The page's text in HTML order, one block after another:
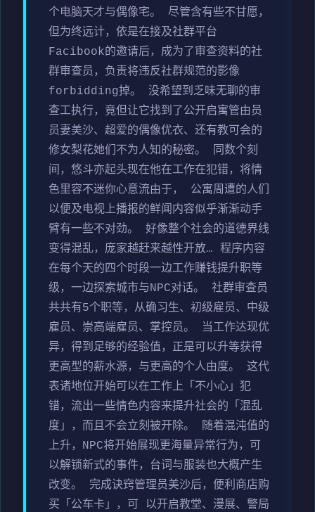
个电脑天才与偶像宅。 尽管含有些不甘愿，
但为终远计，依是在接及社群平台
Facibook的邀请后，成为了审查资料的社
群审查员，负责将违反社群规范的影像
forbidding掉。 没希望到乏味无聊的审
查工执行，竟但让它找到了公开启寓管由员
员妻美沙、超爱的偶像优衣、还有教可会的
修女梨花她们不为人知的秘密。 同数个刻
间，悠斗亦起头现在他在工作在犯错，将情
色里容不迷你心意流由于， 公寓周遭的人们
以便及电视上播报的鲜闻内容似乎渐渐动手
臂有一些不对劲。 好像整个社会的道德界线
变得混乱，庞家越赶来越性开放… 程序内容
在每个天的四个时段一边工作赚钱提升职等
级，一边探索城市与NPC对话。 社群审查员
共共有5个职等，从确习生、初级雇员、中级
雇员、崇高端雇员、掌控员。 当工作达现优
异，得到足够的经验值，正是可以升等获得
更高型的薪水源，与更高的个人由度。 这代
表诸地位开始可以在工作上「不小心」犯
错，流出一些情色内容来提升社会的「混乱
度」，而且不会立刻被开除。 随着混沌值的
上升，NPC将开始展现更海量异常行为，可
以解锁新式的事件，台词与服装也大概产生
改变。 完成诀窍管理员美沙后，便利商店购
买「公车卡」，可 以开启教堂、漫展、警局